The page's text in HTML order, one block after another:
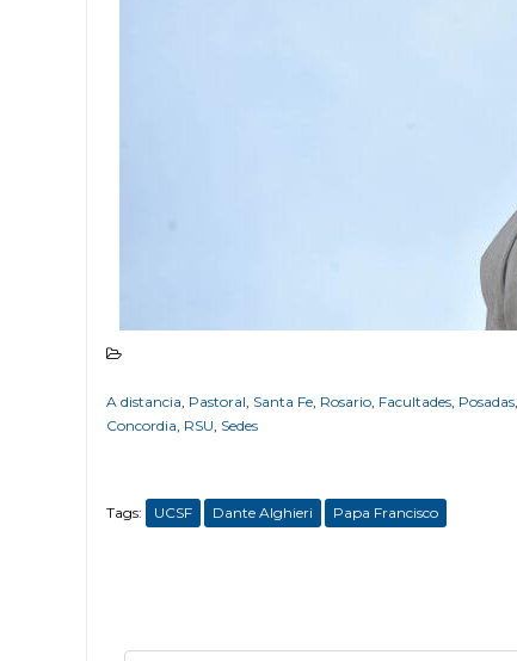
A distancia, Pastoral, Santa Fe, Rosario, Facultades, Posadas,
Concordia, RSU, Sedes
Tags: UCSF Dante Alghieri Papa Francisco